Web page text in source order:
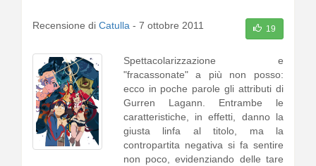
Recensione di Catulla - 7 ottobre 2011 19
Spettacolarizzazione e
"fracassonate" a più non posso:
ecco in poche parole gli attributi di
Gurren Lagann. Entrambe le
caratteristiche, in effetti, danno la
giusta linfa al titolo, ma la
contropartita negativa si fa sentire
non poco, evidenziando delle tare